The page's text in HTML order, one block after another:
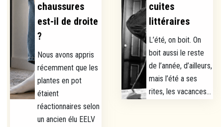
chaussures
est-il de droite
?
Nous avons appris
récemment que les
plantes en pot
étaient
réactionnaires selon
un ancien élu EELV
cuites
littéraires
L’été, on boit. On
boit aussi le reste
de l’année, d’ailleurs,
mais l’été a ses
rites, les vacances...